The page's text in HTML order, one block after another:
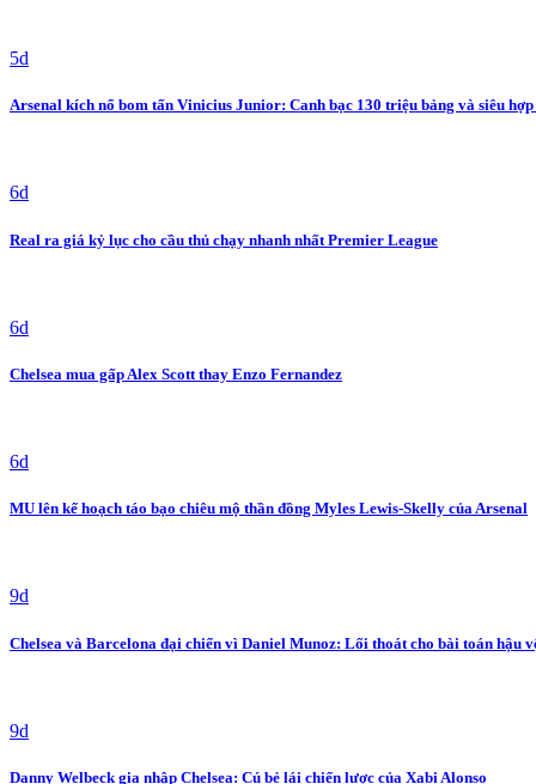
5d
Arsenal kích nổ bom tấn Vinicius Junior: Canh bạc 130 triệu bảng và siêu
6d
Real ra giá kỷ lục cho cầu thủ chạy nhanh nhất Premier League
6d
Chelsea mua gấp Alex Scott thay Enzo Fernandez
6d
MU lên kế hoạch táo bạo chiêu mộ thần đồng Myles Lewis-Skelly của Arsenal
9d
Chelsea và Barcelona đại chiến vì Daniel Munoz: Lối thoát cho bài toán hậu
9d
Danny Welbeck gia nhập Chelsea: Cú bẻ lái chiến lược của Xabi Alonso